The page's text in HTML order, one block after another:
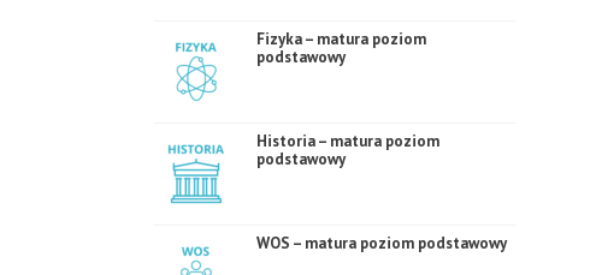
Fizyka – matura poziom
podstawowy
Historia – matura poziom
podstawowy
WOS – matura poziom podstawowy